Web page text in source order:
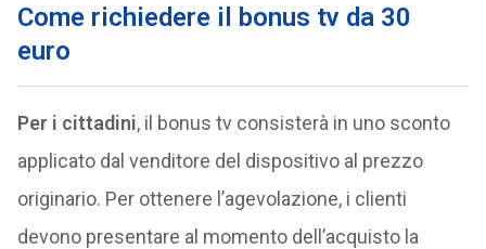
Come richiedere il bonus tv da 30
euro
Per i cittadini, il bonus tv consisterà in uno sconto
applicato dal venditore del dispositivo al prezzo
originario. Per ottenere l’agevolazione, i clienti
devono presentare al momento dell’acquisto la